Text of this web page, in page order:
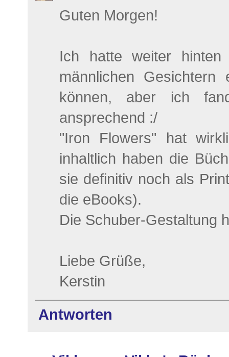
Guten Morgen!
Ich hatte weiter
männlichen
können, aber ich
ansprechend :/
"Iron Flowers" hat
inhaltlich haben die
sie definitiv noch als
die eBooks).
Die Schuber-Gestaltung
Liebe Grüße,
Kerstin
Antworten